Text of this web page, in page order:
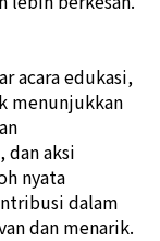
acara edukasi,
menunjukkan
aksi
nyata
dalam
dan menarik.